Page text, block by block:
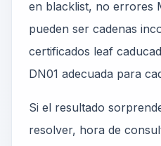
en blacklist, no errores
pueden ser cadenas
certificados leaf
DN01 adecuada para
Si el resultado
resolver, hora de